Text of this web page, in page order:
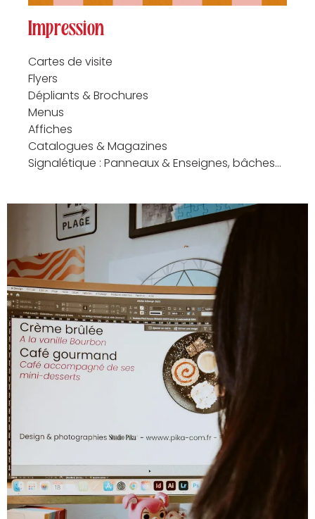
Impression
Cartes de visite
Flyers
Dépliants & Brochures
Menus
Affiches
Catalogues & Magazines
Signalétique : Panneaux & Enseignes, bâches…